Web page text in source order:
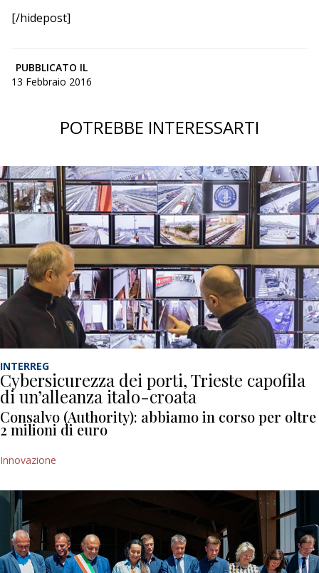
[/hidepost]
PUBBLICATO IL
13 Febbraio 2016
POTREBBE INTERESSARTI
INTERREG
Cybersicurezza dei porti, Trieste capofila
di un’alleanza italo-croata
Consalvo (Authority): abbiamo in corso per oltre
2 milioni di euro
Innovazione